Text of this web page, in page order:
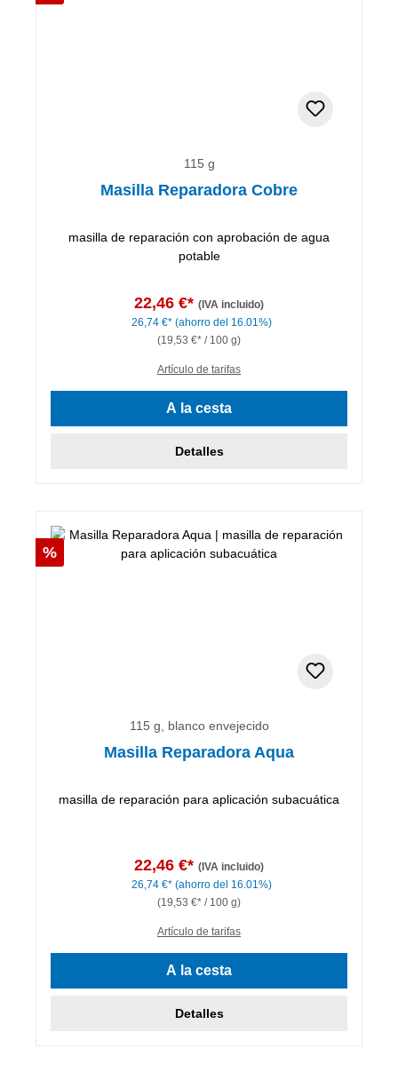
115 g
Masilla Reparadora Cobre
masilla de reparación con aprobación de agua
potable
22,46 €* (IVA incluido)
26,74 €* (ahorro del 16.01%)
(19,53 €* / 100 g)
Artículo de tarifas
A la cesta
Detalles
Descuento
%
115 g, blanco envejecido
Masilla Reparadora Aqua
masilla de reparación para aplicación subacuática
22,46 €* (IVA incluido)
26,74 €* (ahorro del 16.01%)
(19,53 €* / 100 g)
Artículo de tarifas
A la cesta
Detalles